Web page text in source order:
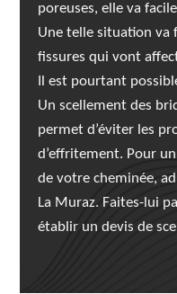
poreuses, elle va
Une telle situation va
fissures qui vont
Il est pourtant
Un scellement des
permet d’éviter les
d’effritement. Pour
de votre cheminée,
La Muraz. Faites-lui
établir un devis de